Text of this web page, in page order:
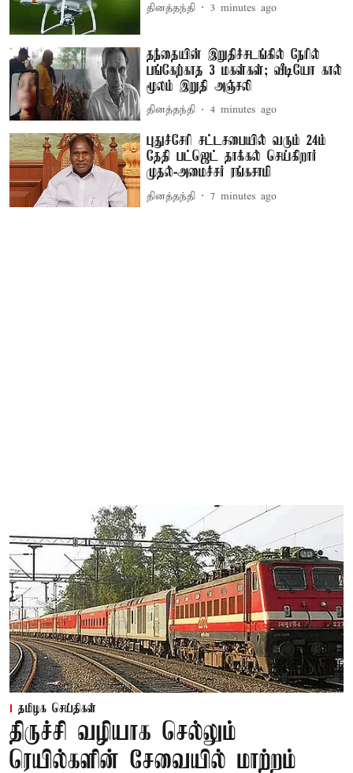
தினத்தந்தி 3 minutes ago
தந்தையின் இறுதிச்சடங்கில் நேரில்
பங்கேற்காத 3 மகள்கள்; வீடியோ கால்
மூலம் இறுதி அஞ்சலி
தினத்தந்தி 4 minutes ago
புதுச்சேரி சட்டசபையில் வரும் 24ம்
தேதி பட்ஜெட் தாக்கல் செய்கிறார்
முதல்-அமைச்சர் ரங்கசாமி
தினத்தந்தி 7 minutes ago
தமிழக செய்திகள்
திருச்சி வழியாக செல்லும்
ரெயில்களின் சேவையில் மாற்றம்